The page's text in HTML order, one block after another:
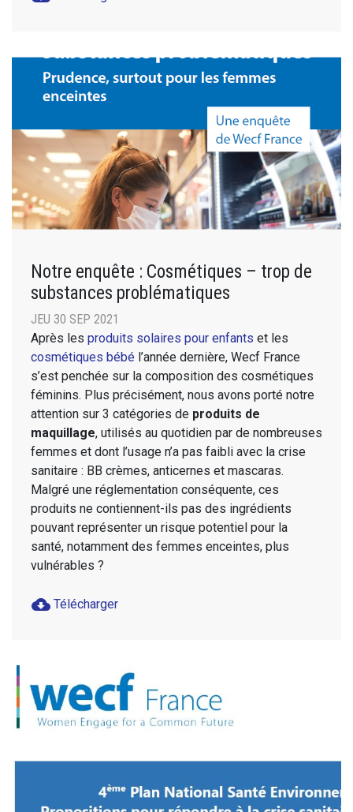
Notre enquête : Cosmétiques – trop de
substances problématiques
JEU 30 SEP 2021
Après les produits solaires pour enfants et les
cosmétiques bébé l’année dernière, Wecf France
s’est penchée sur la composition des cosmétiques
féminins. Plus précisément, nous avons porté notre
attention sur 3 catégories de produits de
maquillage, utilisés au quotidien par de nombreuses
femmes et dont l’usage n’a pas faibli avec la crise
sanitaire : BB crèmes, anticernes et mascaras.
Malgré une réglementation conséquente, ces
produits ne contiennent-ils pas des ingrédients
pouvant représenter un risque potentiel pour la
santé, notamment des femmes enceintes, plus
vulnérables ?
cloud_download Télécharger